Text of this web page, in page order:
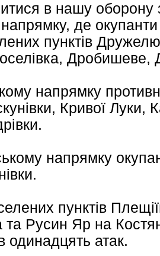
в нашу оборону
де
пунктів
напрямку
Кривої Луки,
напрямку
пунктів
та Русин Яр на
одинадцять атак.